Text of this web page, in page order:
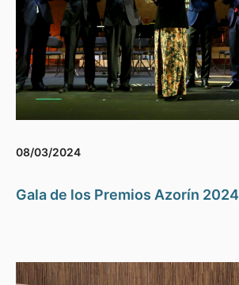
08/03/2024
Gala de los Premios Azorín 2024